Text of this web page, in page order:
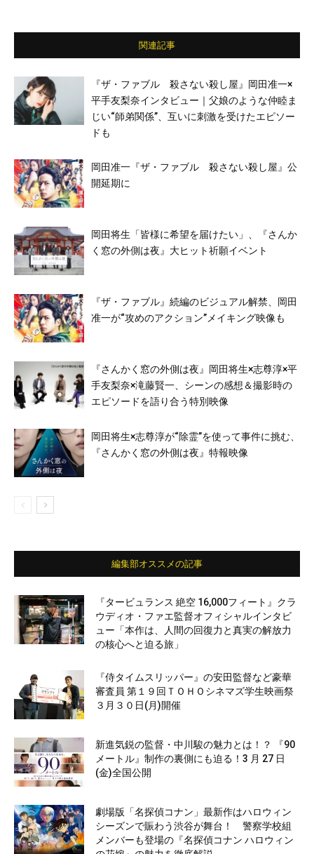
関連記事
『ザ・ファブル 殺さない殺し屋』岡田准一×
平手友梨奈インタビュー｜父娘のような仲睦ま
じい“師弟関係”、互いに刺激を受けたエピソー
ドも
岡田准一『ザ・ファブル 殺さない殺し屋』公
開延期に
岡田将生「皆様に希望を届けたい」、『さんか
く窓の外側は夜』大ヒット祈願イベント
『ザ・ファブル』続編のビジュアル解禁、岡田
准一が“攻めのアクション”メイキング映像も
『さんかく窓の外側は夜』岡田将生×志尊淳×平
手友梨奈×滝藤賢一、シーンの感想＆撮影時の
エピソードを語り合う特別映像
岡田将生×志尊淳が“除霊”を使って事件に挑む、
『さんかく窓の外側は夜』特報映像
編集部オススメの記事
『タービュランス 絶空 16,000フィート』クラ
ウディオ・ファエ監督オフィシャルインタビ
ュー「本作は、人間の回復力と真実の解放力
の核心へと迫る旅」
『侍タイムスリッパー』の安田監督など豪華
審査員 第１９回ＴＯＨＯシネマズ学生映画祭
３月３０日(月)開催
新進気鋭の監督・中川駿の魅力とは！？ 『90
メートル』制作の裏側にも迫る！3 月 27 日
(金)全国公開
劇場版「名探偵コナン」最新作はハロウィン
シーズンで賑わう渋谷が舞台！ 警察学校組
メンバーも登場の『名探偵コナン ハロウィン